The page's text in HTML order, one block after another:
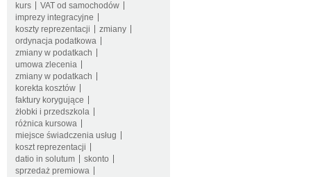
kurs
VAT od samochodów
imprezy integracyjne
koszty reprezentacji
zmiany
ordynacja podatkowa
zmiany w podatkach
umowa zlecenia
zmiany w podatkach
korekta kosztów
faktury korygujące
żłobki i przedszkola
różnica kursowa
miejsce świadczenia usług
koszt reprezentacji
datio in solutum
skonto
sprzedaż premiowa